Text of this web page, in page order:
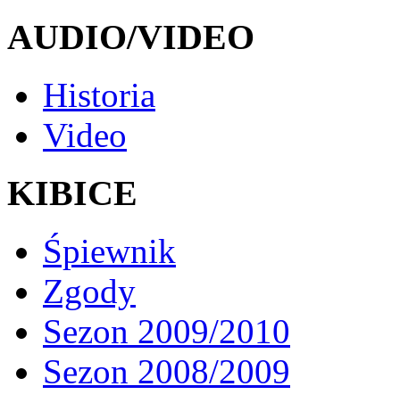
AUDIO/VIDEO
Historia
Video
KIBICE
Śpiewnik
Zgody
Sezon 2009/2010
Sezon 2008/2009